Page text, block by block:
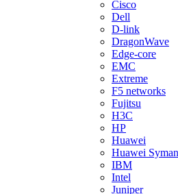
Cisco
Dell
D-link
DragonWave
Edge-core
EMC
Extreme
F5 networks
Fujitsu
H3С
HP
Huawei
Huawei
IBM
Intel
Juniper